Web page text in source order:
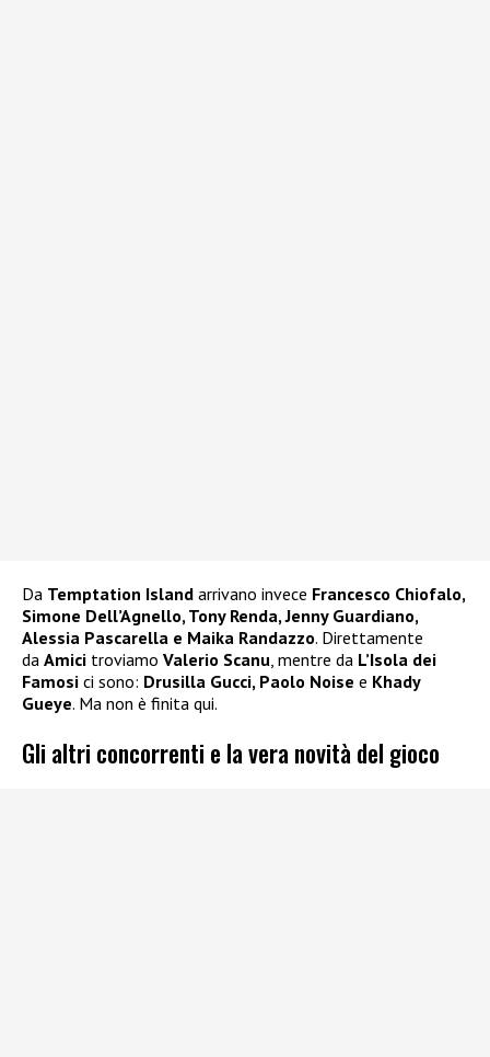
Da Temptation Island arrivano invece Francesco Chiofalo,
Simone Dell’Agnello, Tony Renda, Jenny Guardiano,
Alessia Pascarella e Maika Randazzo. Direttamente
da Amici troviamo Valerio Scanu , mentre da L’Isola dei
Famosi ci sono: Drusilla Gucci, Paolo Noise e Khady
Gueye. Ma non è finita qui.
Gli altri concorrenti e la vera novità del gioco